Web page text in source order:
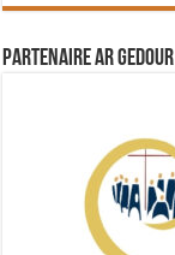
Partenaire Ar Gedour